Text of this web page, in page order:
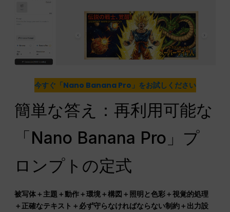
今すぐ「Nano Banana Pro」をお試しください
簡単な答え：再利用可能な
「Nano Banana Pro」プ
ロンプトの定式
被写体＋主題＋動作＋環境＋構図＋照明と色彩＋視覚的処理
＋正確なテキスト＋必ず守らなければならない制約＋出力設